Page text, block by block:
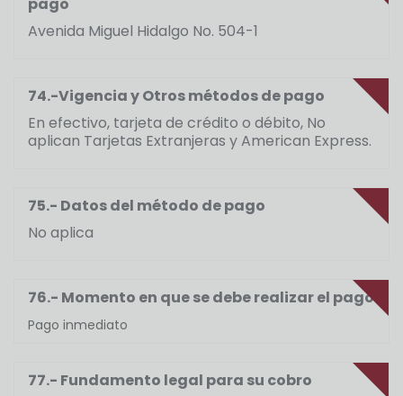
pago
Avenida Miguel Hidalgo No. 504-1
74.-Vigencia y Otros métodos de pago
En efectivo, tarjeta de crédito o débito, No
aplican Tarjetas Extranjeras y American Express.
75.- Datos del método de pago
No aplica
76.- Momento en que se debe realizar el pago
Pago inmediato
77.- Fundamento legal para su cobro